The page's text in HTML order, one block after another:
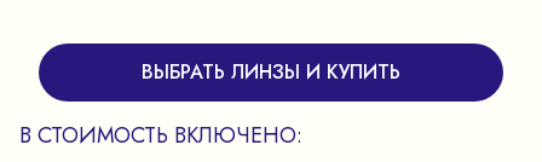
ВЫБРАТЬ ЛИНЗЫ И КУПИТЬ
В СТОИМОСТЬ ВКЛЮЧЕНО: